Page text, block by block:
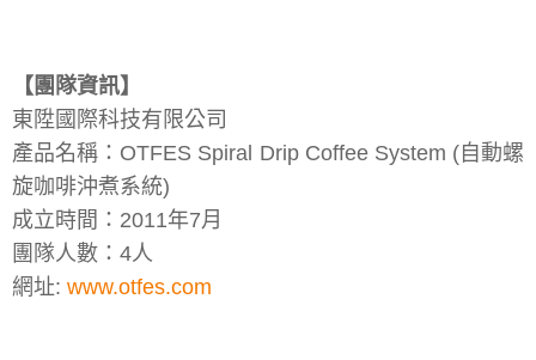
【團隊資訊】
東陞國際科技有限公司
產品名稱：OTFES Spiral Drip Coffee System (自動螺
旋咖啡沖煮系統)
成立時間：2011年7月
團隊人數：4人
網址: www.otfes.com